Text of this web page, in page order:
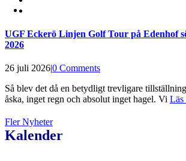
UGF Eckerö Linjen Golf Tour på Edenhof
2026
26 juli 20260 Comments
Så blev det då en betydligt trevligare
åska, inget regn och absolut inget hagel. Vi Läs
Fler Nyheter
Kalender